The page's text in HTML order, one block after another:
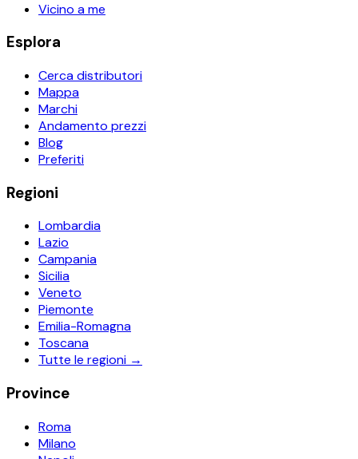
Vicino a me
Esplora
Cerca distributori
Mappa
Marchi
Andamento prezzi
Blog
Preferiti
Regioni
Lombardia
Lazio
Campania
Sicilia
Veneto
Piemonte
Emilia-Romagna
Toscana
Tutte le regioni →
Province
Roma
Milano